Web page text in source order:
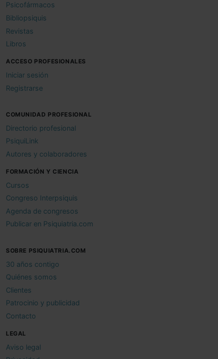
Psicofármacos
Bibliopsiquis
Revistas
Libros
ACCESO PROFESIONALES
Iniciar sesión
Registrarse
COMUNIDAD PROFESIONAL
Directorio profesional
PsiquiLink
Autores y colaboradores
FORMACIÓN Y CIENCIA
Cursos
Congreso Interpsiquis
Agenda de congresos
Publicar en Psiquiatria.com
SOBRE PSIQUIATRIA.COM
30 años contigo
Quiénes somos
Clientes
Patrocinio y publicidad
Contacto
LEGAL
Aviso legal